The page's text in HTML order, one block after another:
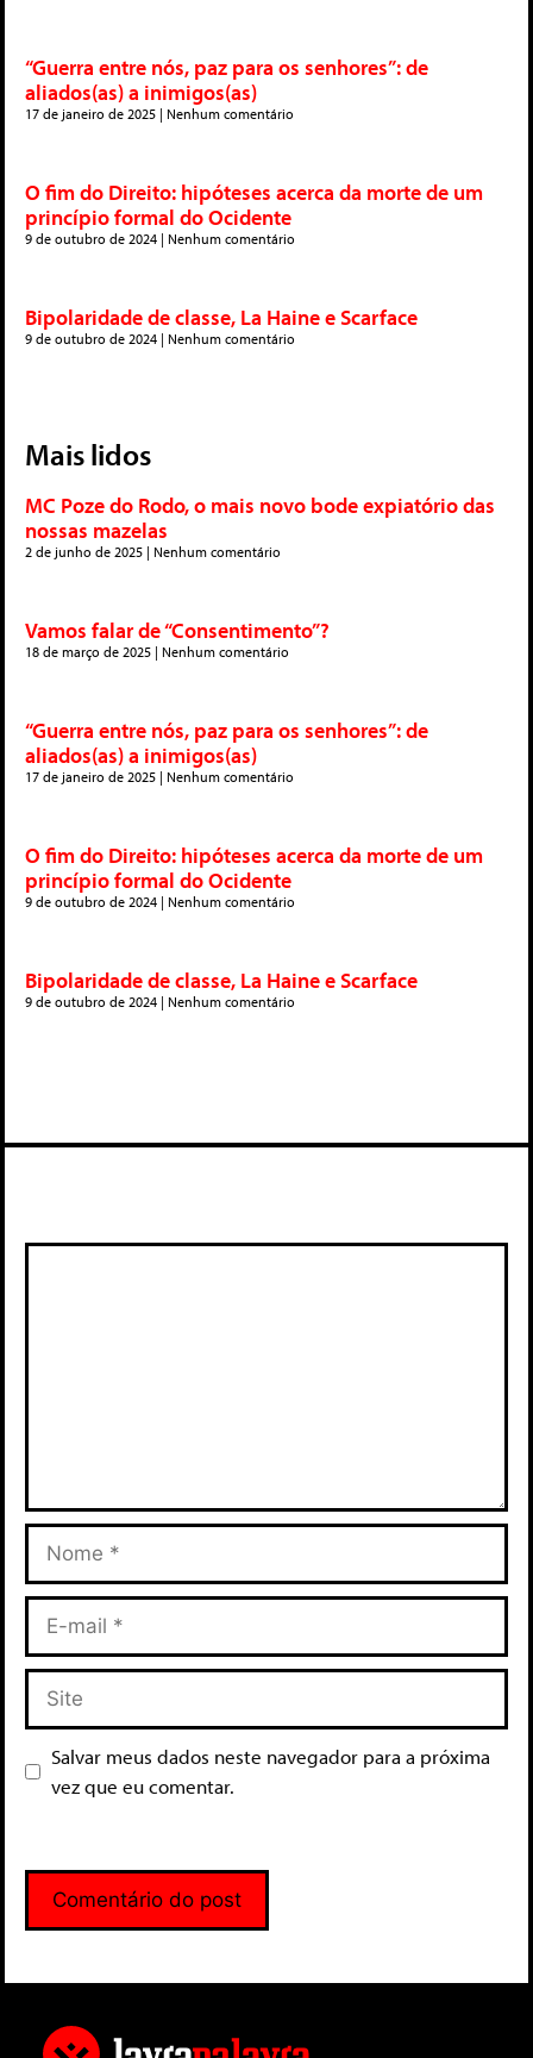
“Guerra entre nós, paz para os senhores”: de
aliados(as) a inimigos(as)
17 de janeiro de 2025 Nenhum comentário
O fim do Direito: hipóteses acerca da morte de um
princípio formal do Ocidente
9 de outubro de 2024 Nenhum comentário
Bipolaridade de classe, La Haine e Scarface
9 de outubro de 2024 Nenhum comentário
Mais lidos
MC Poze do Rodo, o mais novo bode expiatório das
nossas mazelas
2 de junho de 2025 Nenhum comentário
Vamos falar de “Consentimento”?
18 de março de 2025 Nenhum comentário
“Guerra entre nós, paz para os senhores”: de
aliados(as) a inimigos(as)
17 de janeiro de 2025 Nenhum comentário
O fim do Direito: hipóteses acerca da morte de um
princípio formal do Ocidente
9 de outubro de 2024 Nenhum comentário
Bipolaridade de classe, La Haine e Scarface
9 de outubro de 2024 Nenhum comentário
Salvar meus dados neste navegador para a próxima
vez que eu comentar.